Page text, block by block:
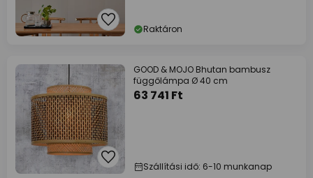
Raktáron
GOOD & MOJO Bhutan bambusz
függőlámpa Ø 40 cm
63 741 Ft
Szállítási idő: 6-10 munkanap